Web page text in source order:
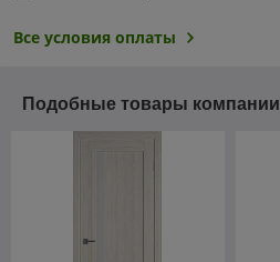
Все условия оплаты
Подобные товары компании